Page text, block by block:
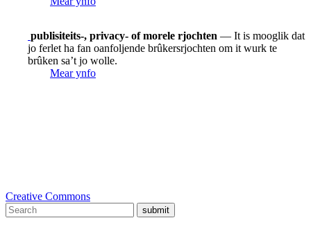
publisiteits-, privacy- of morele rjochten — It is mooglik dat
jo ferlet ha fan oanfoljende brûkersrjochten om it wurk te
brûken sa’t jo wolle.
Mear ynfo
Creative Commons
submit